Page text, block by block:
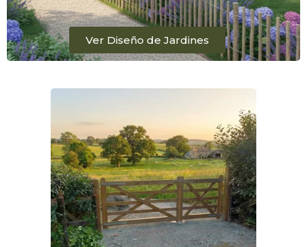
Ver Diseño de Jardines